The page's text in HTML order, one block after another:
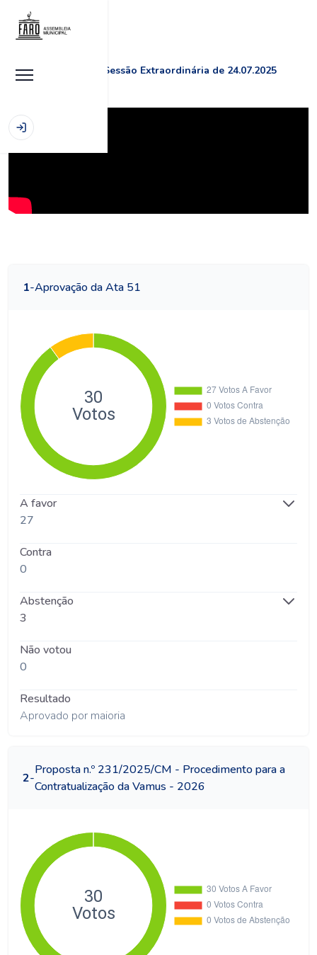
Início Sessão Extraordinária de 24.07.2025
1-Aprovação da Ata 51
A favor
27
Contra
0
Abstenção
3
Não votou
0
Resultado
Aprovado por maioria
2-
Proposta n.º 231/2025/CM - Procedimento para a
Contratualização da Vamus - 2026